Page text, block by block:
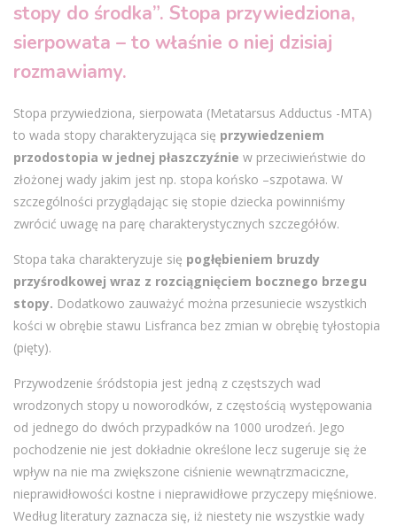
stopy do środka”. Stopa przywiedziona,
sierpowata – to właśnie o niej dzisiaj
rozmawiamy.
Stopa przywiedziona, sierpowata (Metatarsus Adductus -MTA)
to wada stopy charakteryzująca się przywiedzeniem
przodostopia w jednej płaszczyźnie w przeciwieństwie do
złożonej wady jakim jest np. stopa końsko –szpotawa. W
szczególności przyglądając się stopie dziecka powinniśmy
zwrócić uwagę na parę charakterystycznych szczegółów.
Stopa taka charakteryzuje się pogłębieniem bruzdy
przyśrodkowej wraz z rozciągnięciem bocznego brzegu
stopy. Dodatkowo zauważyć można przesuniecie wszystkich
kości w obrębie stawu Lisfranca bez zmian w obrębię tyłostopia
(pięty).
Przywodzenie śródstopia jest jedną z częstszych wad
wrodzonych stopy u noworodków, z częstością występowania
od jednego do dwóch przypadków na 1000 urodzeń. Jego
pochodzenie nie jest dokładnie określone lecz sugeruje się że
wpływ na nie ma zwiększone ciśnienie wewnątrzmaciczne,
nieprawidłowości kostne i nieprawidłowe przyczepy mięśniowe.
Według literatury zaznacza się, iż niestety nie wszystkie wady